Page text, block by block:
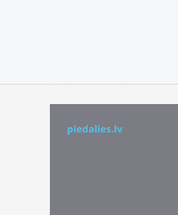
piedalies.lv